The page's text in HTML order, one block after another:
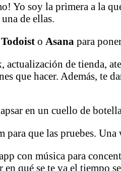
Yo soy la primera a la
de ellas.
Todoist o Asana para
actualización de tienda,
que hacer. Además, te
en un cuello de
que las pruebes.
con música para
en qué se te va el tiempo